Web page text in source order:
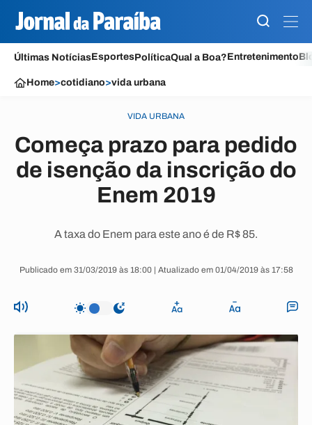
Últimas NotíciasEsportesPolíticaQual a Boa?Entretenimento
Home>cotidiano>vida urbana
VIDA URBANA
Começa prazo para pedido
de isenção da inscrição do
Enem 2019
A taxa do Enem para este ano é de R$ 85.
Publicado em 31/03/2019 às 18:00 | Atualizado em 01/04/2019 às 17:58